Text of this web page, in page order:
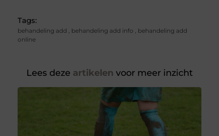
Tags:
behandeling add , behandeling add info , behandeling add
online
Lees deze artikelen voor meer inzicht